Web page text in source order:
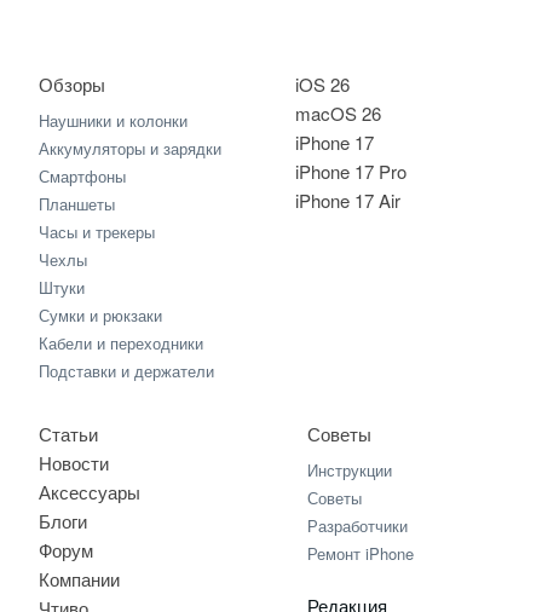
iOS 26
macOS 26
iPhone 17
iPhone 17 Pro
iPhone 17 Air
Обзоры
Наушники и колонки
Аккумуляторы и зарядки
Смартфоны
Планшеты
Часы и трекеры
Чехлы
Штуки
Сумки и рюкзаки
Кабели и переходники
Подставки и держатели
Статьи
Новости
Аксессуары
Блоги
Форум
Компании
Советы
Инструкции
Советы
Разработчики
Ремонт iPhone
Редакция